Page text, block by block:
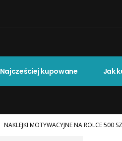
Najcześciej kupowane Jak
NAKLEJKI MOTYWACYJNE NA ROLCE 500